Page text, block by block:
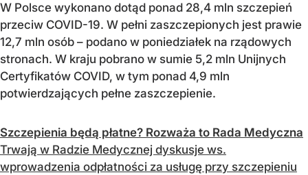
W Polsce wykonano dotąd ponad 28,4 mln szczepień
przeciw COVID-19. W pełni zaszczepionych jest prawie
12,7 mln osób – podano w poniedziałek na rządowych
stronach. W kraju pobrano w sumie 5,2 mln Unijnych
Certyfikatów COVID, w tym ponad 4,9 mln
potwierdzających pełne zaszczepienie.
Szczepienia będą płatne? Rozważa to Rada Medyczna
Trwają w Radzie Medycznej dyskusje ws.
wprowadzenia odpłatności za usługę przy szczepieniu